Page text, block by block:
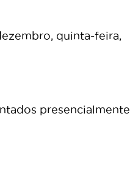
quinta-feira,
presencialmente